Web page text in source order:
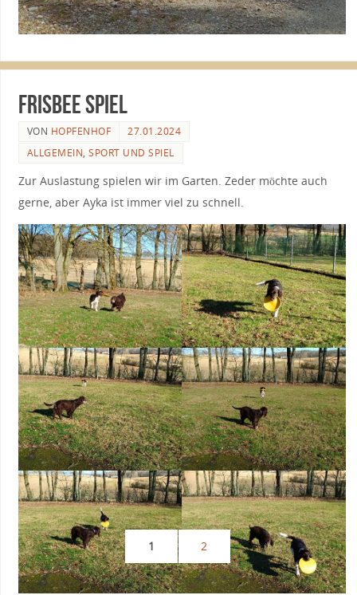
Frisbee Spiel
VON HOPFENHOF
27.01.2024
ALLGEMEIN,SPORT UND SPIEL
Zur Auslastung spielen wir im Garten. Zeder möchte auch
gerne, aber Ayka ist immer viel zu schnell.
1 2